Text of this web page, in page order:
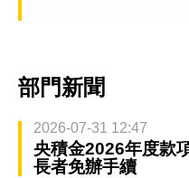
部門新聞
2026-07-31 12:47
央積金2026年度款
長者免辦手續